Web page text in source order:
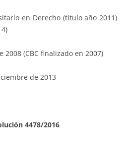
en Derecho (título año 2011)
2008 (CBC finalizado en 2007)
de 2013
4478/2016